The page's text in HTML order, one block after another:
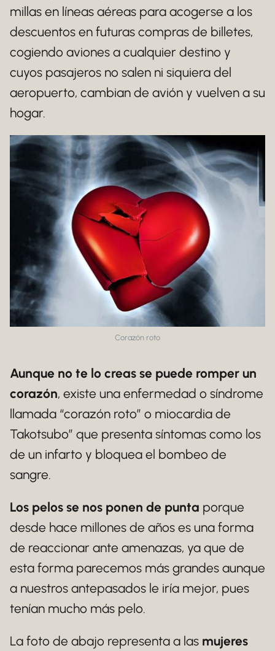
millas en líneas aéreas para acogerse a los
descuentos en futuras compras de billetes,
cogiendo aviones a cualquier destino y
cuyos pasajeros no salen ni siquiera del
aeropuerto, cambian de avión y vuelven a su
hogar.
Corazón roto
Aunque no te lo creas se puede romper un
corazón, existe una enfermedad o síndrome
llamada “corazón roto” o miocardia de
Takotsubo” que presenta síntomas como los
de un infarto y bloquea el bombeo de
sangre.
Los pelos se nos ponen de punta porque
desde hace millones de años es una forma
de reaccionar ante amenazas, ya que de
esta forma parecemos más grandes aunque
a nuestros antepasados le iría mejor, pues
tenían mucho más pelo.
La foto de abajo representa a las mujeres